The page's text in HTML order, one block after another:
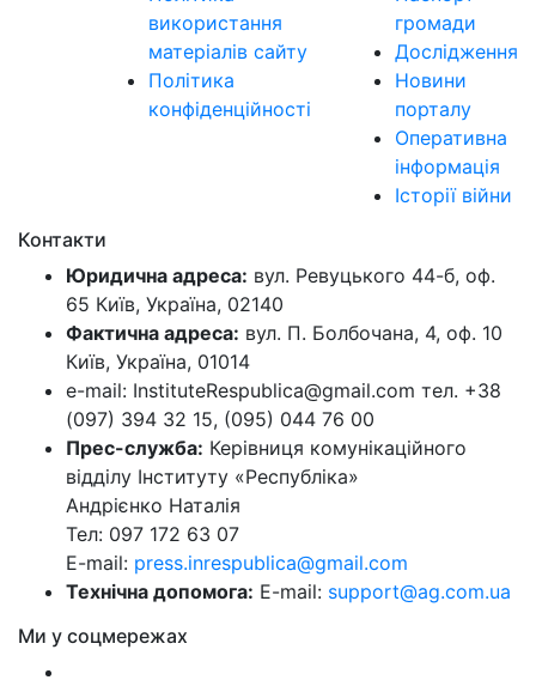
використання
матеріалів сайту
Політика
конфіденційності
громади
Дослідження
Новини
порталу
Оперативна
інформація
Історії війни
Контакти
Юридична адреса: вул. Ревуцького 44-б, оф.
65 Київ, Україна, 02140
Фактична адреса: вул. П. Болбочана, 4, оф. 10
Київ, Україна, 01014
e-mail: InstituteRespublica@gmail.com тел. +38
(097) 394 32 15, (095) 044 76 00
Прес-служба: Керівниця комунікаційного
відділу Інституту «Республіка»
Андрієнко Наталія
Тел: 097 172 63 07
E-mail: press.inrespublica@gmail.com
Технічна допомога: E-mail: support@ag.com.ua
Ми у соцмережах